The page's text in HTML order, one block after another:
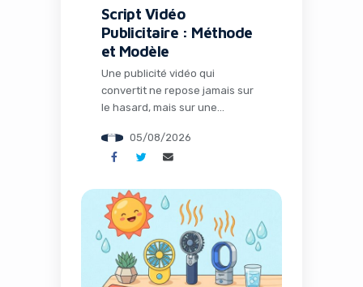
Script Vidéo
Publicitaire : Méthode
et Modèle
Une publicité vidéo qui
convertit ne repose jamais sur
le hasard, mais sur une
transformer vos prospects en
clients, votre message doit
allie psychologie et technique —
accroche, tension, résolution,
action. Vous avez sans doute
déjà ressenti cette frustration :
votre contenu est ignoré après
trois secondes […]
05/08/2026